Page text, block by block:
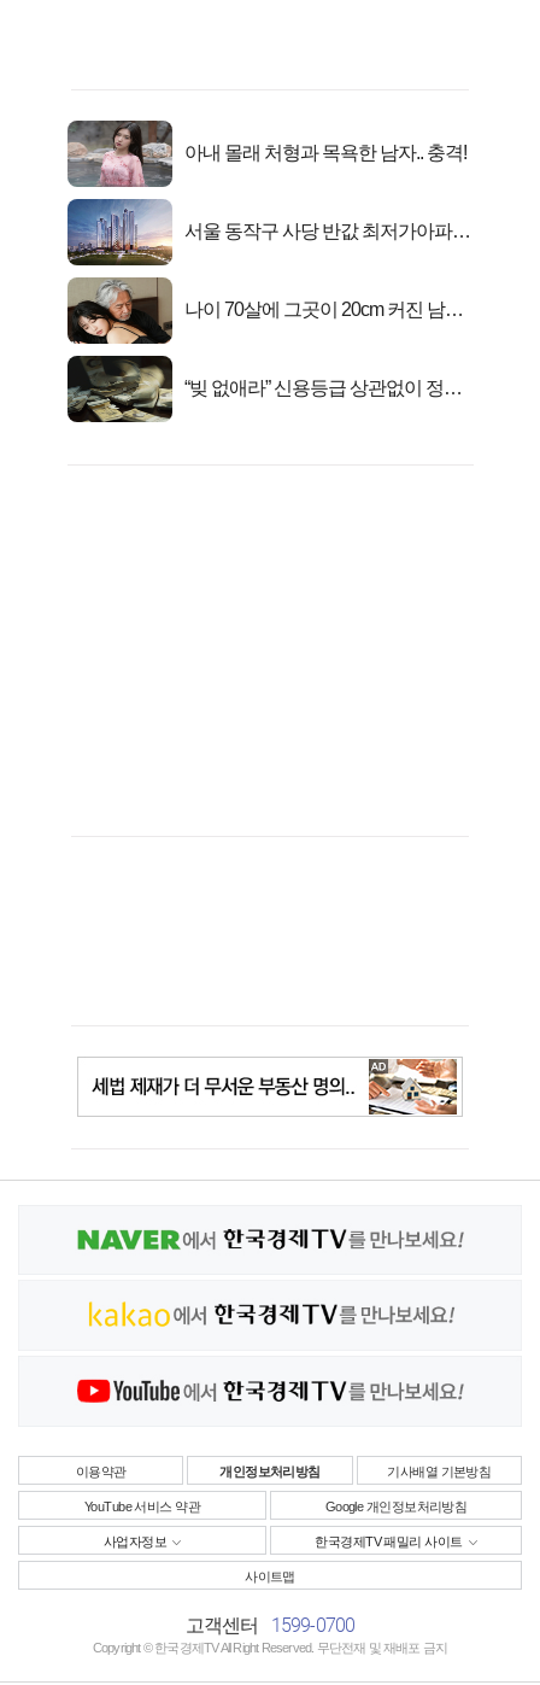
아내 몰래 처형과 목욕한 남자.. 충격!
서울 동작구 사당 반값 최저가아파트
나이 70살에 그곳이 20cm 커진 남자..
“빚 없애라” 신용등급 상관없이 정부
이용약관 개인정보처리방침 기사배열 기본방침
YouTube 서비스 약관 Google 개인정보처리방침
사업자정보 한국경제TV 패밀리 사이트
사이트맵
고객센터 1599-0700
Copyright © 한국경제TV All Right Reserved. 무단전재 및 재배포 금지